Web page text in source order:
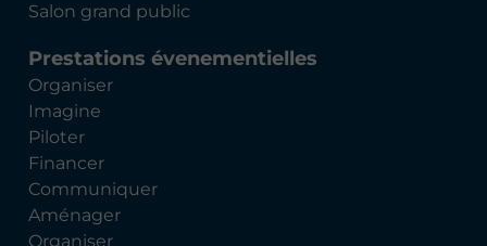
Salon grand public
Prestations évenementielles
Organiser
Imagine
Piloter
Financer
Communiquer
Aménager
Organiser